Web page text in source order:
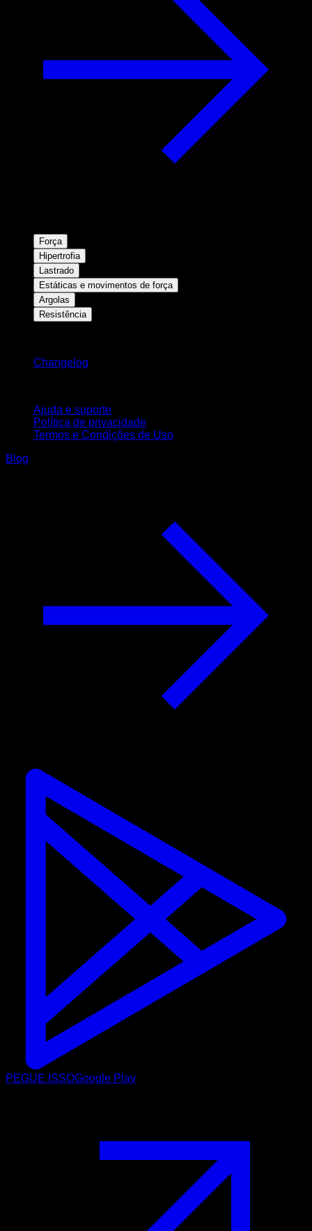
Força
Hipertrofia
Lastrado
Estáticas e movimentos de força
Argolas
Resistência
Changelog
Ajuda e suporte
Política de privacidade
Termos e Condições de Uso
Blog
PEGUE ISSOGoogle Play